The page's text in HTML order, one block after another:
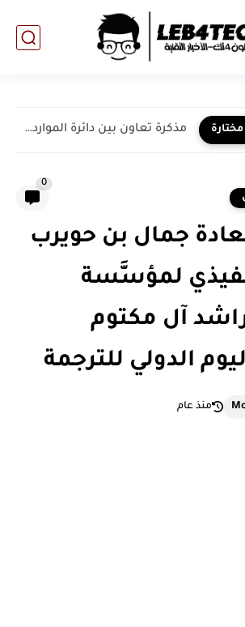
مذكرة تعاون بين دائرة الموارد البشرية لحكومة دبي و"دائرة الأراضي...
0
جمال بن حويرب
لمؤسَّسة
آل مكتوم
الدولي للترجمة
منذ عام